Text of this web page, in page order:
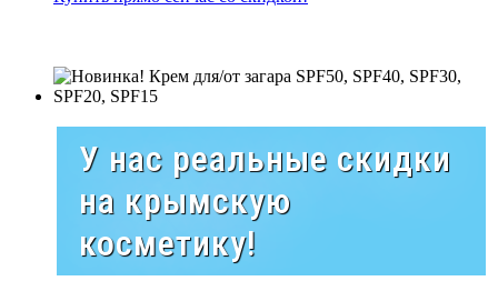
У нас реальные скидки
на крымскую
косметику!